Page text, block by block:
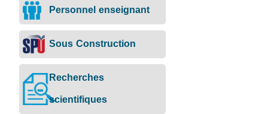
Personnel enseignant
Sous Construction
Recherches
scientifiques